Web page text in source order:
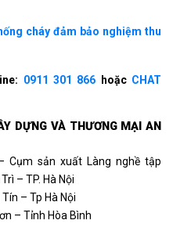
cháy đảm bảo nghiệm thu
0911 301 866 hoặcCHAT
DỰNG VÀ THƯƠNG MẠI AN
Cụm sản xuất Làng nghề tập
– TP. Hà Nội
– Tp Hà Nội
– Tỉnh Hòa Bình